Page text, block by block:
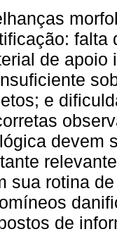
de
e
devem
sua rotina
de